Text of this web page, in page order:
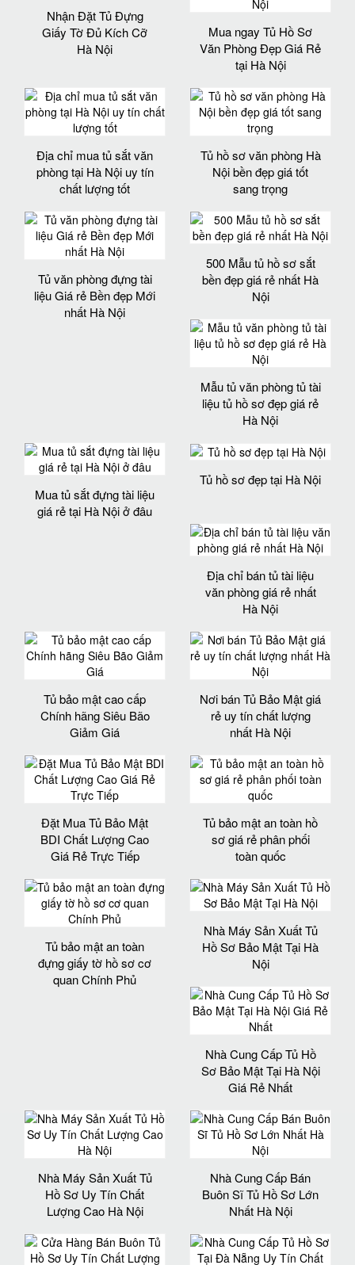
Nhận Đặt Tủ Đựng
Giấy Tờ Đủ Kích Cỡ
Hà Nội
Mua ngay Tủ Hồ Sơ
Văn Phòng Đẹp Giá Rẻ
tại Hà Nội
Địa chỉ mua tủ sắt văn
phòng tại Hà Nội uy tín
chất lượng tốt
Tủ hồ sơ văn phòng Hà
Nội bền đẹp giá tốt
sang trọng
Tủ văn phòng đựng tài
liệu Giá rẻ Bền đẹp Mới
nhất Hà Nội
500 Mẫu tủ hồ sơ sắt
bền đẹp giá rẻ nhất Hà
Nội
Mẫu tủ văn phòng tủ tài
liệu tủ hồ sơ đẹp giá rẻ
Hà Nội
Mua tủ sắt đựng tài liệu
giá rẻ tại Hà Nội ở đâu
Tủ hồ sơ đẹp tại Hà Nội
Địa chỉ bán tủ tài liệu
văn phòng giá rẻ nhất
Hà Nội
Tủ bảo mật cao cấp
Chính hãng Siêu Bão
Giảm Giá
Nơi bán Tủ Bảo Mật giá
rẻ uy tín chất lượng
nhất Hà Nội
Đặt Mua Tủ Bảo Mật
BDI Chất Lượng Cao
Giá Rẻ Trực Tiếp
Tủ bảo mật an toàn hồ
sơ giá rẻ phân phối
toàn quốc
Tủ bảo mật an toàn
đựng giấy tờ hồ sơ cơ
quan Chính Phủ
Nhà Máy Sản Xuất Tủ
Hồ Sơ Bảo Mật Tại Hà
Nội
Nhà Cung Cấp Tủ Hồ
Sơ Bảo Mật Tại Hà Nội
Giá Rẻ Nhất
Nhà Máy Sản Xuất Tủ
Hồ Sơ Uy Tín Chất
Lượng Cao Hà Nội
Nhà Cung Cấp Bán
Buôn Sĩ Tủ Hồ Sơ Lớn
Nhất Hà Nội